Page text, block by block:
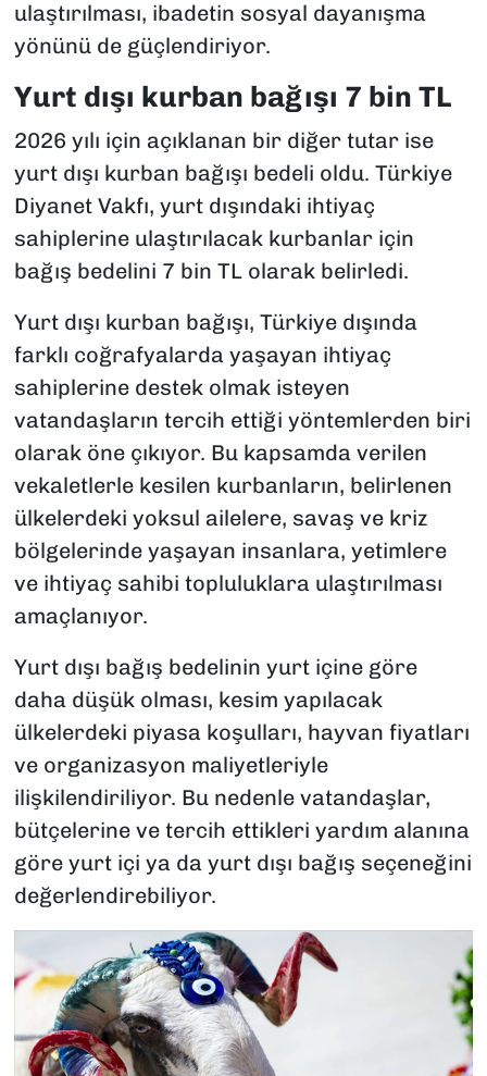
ulaştırılması, ibadetin sosyal dayanışma
yönünü de güçlendiriyor.
Yurt dışı kurban bağışı 7 bin TL
2026 yılı için açıklanan bir diğer tutar ise
yurt dışı kurban bağışı bedeli oldu. Türkiye
Diyanet Vakfı, yurt dışındaki ihtiyaç
sahiplerine ulaştırılacak kurbanlar için
bağış bedelini 7 bin TL olarak belirledi.
Yurt dışı kurban bağışı, Türkiye dışında
farklı coğrafyalarda yaşayan ihtiyaç
sahiplerine destek olmak isteyen
vatandaşların tercih ettiği yöntemlerden biri
olarak öne çıkıyor. Bu kapsamda verilen
vekaletlerle kesilen kurbanların, belirlenen
ülkelerdeki yoksul ailelere, savaş ve kriz
bölgelerinde yaşayan insanlara, yetimlere
ve ihtiyaç sahibi topluluklara ulaştırılması
amaçlanıyor.
Yurt dışı bağış bedelinin yurt içine göre
daha düşük olması, kesim yapılacak
ülkelerdeki piyasa koşulları, hayvan fiyatları
ve organizasyon maliyetleriyle
ilişkilendiriliyor. Bu nedenle vatandaşlar,
bütçelerine ve tercih ettikleri yardım alanına
göre yurt içi ya da yurt dışı bağış seçeneğini
değerlendirebiliyor.